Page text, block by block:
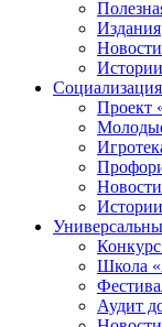
Издания
Новости
Проект
Новости
Школа
Аудит